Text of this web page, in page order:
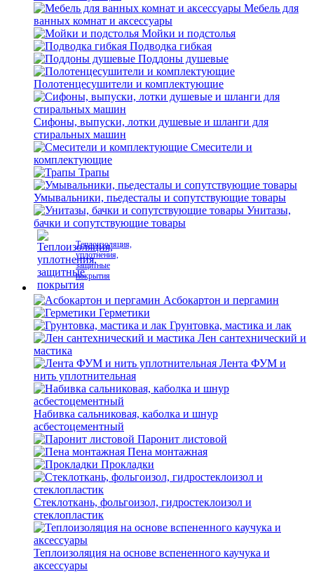
Мебель для
ванных комнат и аксессуары
Мойки и подстолья
Подводка гибкая
Поддоны душевые
Полотенцесушители и комплектующие
Сифоны, выпуски, лотки душевые и шланги для
стиральных машин
Смесители и
комплектующие
Трапы
Умывальники, пьедесталы и сопутствующие товары
Унитазы,
бачки и сопутствующие товары
Теплоизоляция,
уплотнения,
защитные
покрытия
Асбокартон и пергамин
Герметики
Грунтовка, мастика и лак
Лен сантехнический и
мастика
Лента ФУМ и
нить уплотнительная
Набивка сальниковая, каболка и шнур
асбестоцементный
Паронит листовой
Пена монтажная
Прокладки
Стеклоткань, фольгоизол, гидростеклоизол и
стеклопластик
Теплоизоляция на основе вспененного каучука и
аксессуары